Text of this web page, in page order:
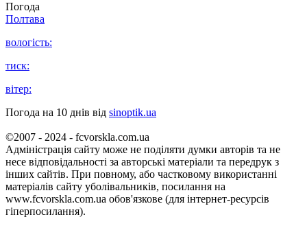
Погода
Полтава
вологість:
тиск:
вітер:
Погода на 10 днів від sinoptik.ua
©2007 - 2024 - fcvorskla.com.ua
Адміністрація сайту може не поділяти думки авторів та не
несе відповідальності за авторські матеріали та передрук з
інших сайтів. При повному, або частковому використанні
матеріалів сайту уболівальників, посилання на
www.fcvorskla.com.ua обов'язкове (для інтернет-ресурсів
гіперпосилання).